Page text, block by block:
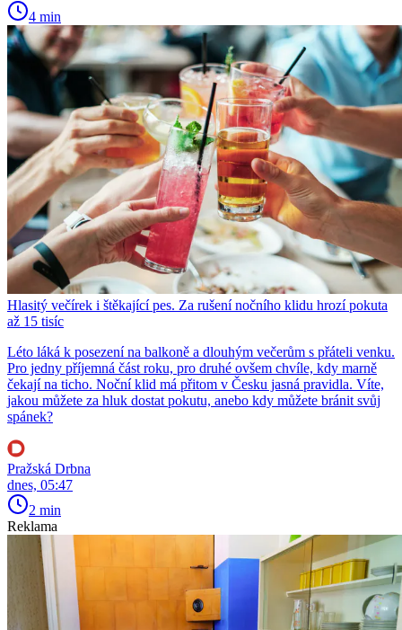
4 min
Hlasitý večírek i štěkající pes. Za rušení nočního klidu hrozí pokuta
až 15 tisíc
Léto láká k posezení na balkoně a dlouhým večerům s přáteli venku.
Pro jedny příjemná část roku, pro druhé ovšem chvíle, kdy marně
čekají na ticho. Noční klid má přitom v Česku jasná pravidla. Víte,
jakou můžete za hluk dostat pokutu, anebo kdy můžete bránit svůj
spánek?
Pražská Drbna
dnes, 05:47
2 min
Reklama